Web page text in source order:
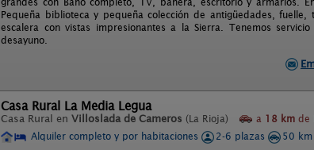
Pequeña biblioteca y pequeña colección de antigüedades,
escalera con vistas impresionantes a la Sierra. Tenemos
desayuno.
Casa Rural La Media Legua
Casa Rural en Villoslada de Cameros (La Rioja) a 18 km de
Alquiler completo y por habitaciones
2-6 plazas
50 km